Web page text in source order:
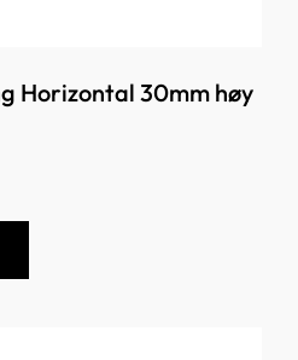
Horizontal 30mm høy